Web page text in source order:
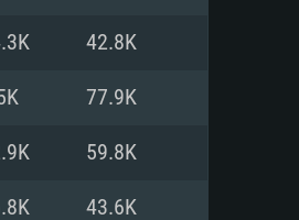
3600 이상
하지 않습니
42.8K
77.9K
59.8K
43.6K